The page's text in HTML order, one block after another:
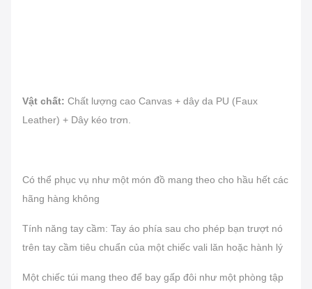
Vật chất: Chất lượng cao Canvas + dây da PU (Faux
Leather) + Dây kéo trơn.
Có thể phục vụ như một món đồ mang theo cho hầu hết các
hãng hàng không
Tính năng tay cầm: Tay áo phía sau cho phép bạn trượt nó
trên tay cầm tiêu chuẩn của một chiếc vali lăn hoặc hành lý
Một chiếc túi mang theo để bay gấp đôi như một phòng tập